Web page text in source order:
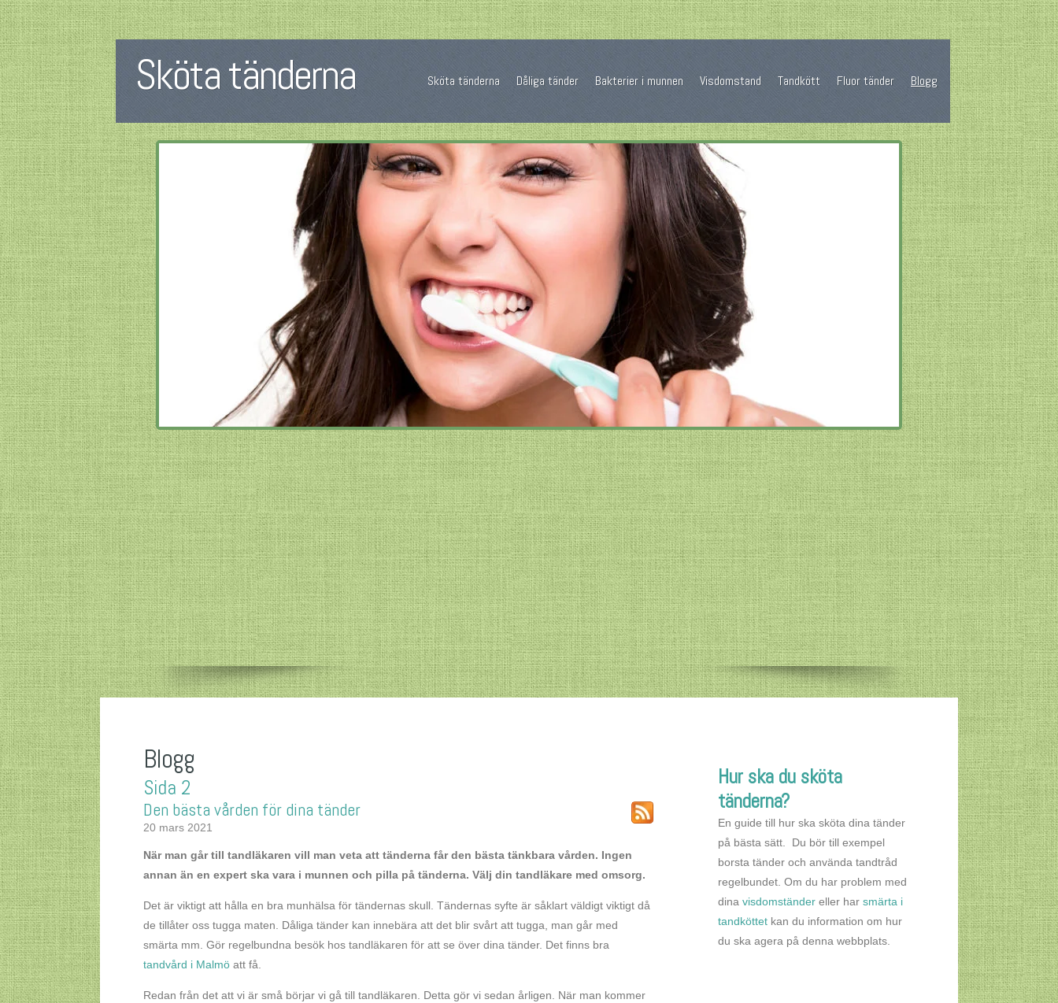
Sköta tänderna Sköta tänderna Dåliga tänder Bakterier i munnen Visdomstand Tandkött Fluor tänder Blogg
Blogg
Sida 2
Den bästa vården för dina tänder
20 mars 2021
När man går till tandläkaren vill man veta att tänderna får den bästa tänkbara vården. Ingen
annan än en expert ska vara i munnen och pilla på tänderna. Välj din tandläkare med omsorg.
Det är viktigt att hålla en bra munhälsa för tändernas skull. Tändernas syfte är såklart väldigt viktigt då
de tillåter oss tugga maten. Dåliga tänder kan innebära att det blir svårt att tugga, man går med
smärta mm. Gör regelbundna besök hos tandläkaren för att se över dina tänder. Det finns bra
tandvård i Malmö att få.
Redan från det att vi är små börjar vi gå till tandläkaren. Detta gör vi sedan årligen. När man kommer
Hur ska du sköta
tänderna?
En guide till hur ska sköta dina tänder
på bästa sätt. Du bör till exempel
borsta tänder och använda tandtråd
regelbundet. Om du har problem med
dinavisdomständereller harsmärta i
tandköttet kan du information om hur
du ska agera på denna webbplats.